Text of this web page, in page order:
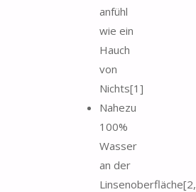
anfühl
wie ein
Hauch
von
Nichts[1]
Nahezu
100%
Wasser
an der